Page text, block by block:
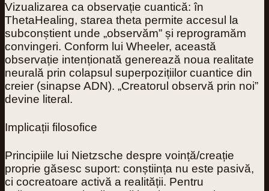
Vizualizarea ca observație cuantică: în
ThetaHealing, starea theta permite accesul la
subconștient unde „observăm” și reprogramăm
convingeri. Conform lui Wheeler, această
observație intenționată generează noua realitate
neurală prin colapsul superpozițiilor cuantice din
creier (sinapse ADN). „Creatorul observă prin noi”
devine literal.
Implicații filosofice
Principiile lui Nietzsche despre voință/creație
proprie găsesc suport: conștiința nu este pasivă,
ci cocreatoare activă a realității. Pentru